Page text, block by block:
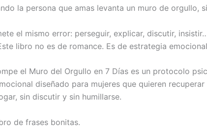
la persona que amas levanta un muro de orgullo,
el mismo error: perseguir, explicar, discutir,
libro no es de romance. Es de estrategia
el Muro del Orgullo en 7 Días es un protocolo
diseñado para mujeres que quieren
sin discutir y sin humillarse.
de frases bonitas.